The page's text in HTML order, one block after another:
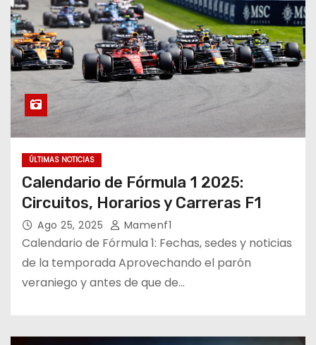
ÚLTIMAS NOTICIAS
Calendario de Fórmula 1 2025:
Circuitos, Horarios y Carreras F1
Ago 25, 2025 Mamenf1
Calendario de Fórmula 1: Fechas, sedes y noticias
de la temporada Aprovechando el parón
veraniego y antes de que de…